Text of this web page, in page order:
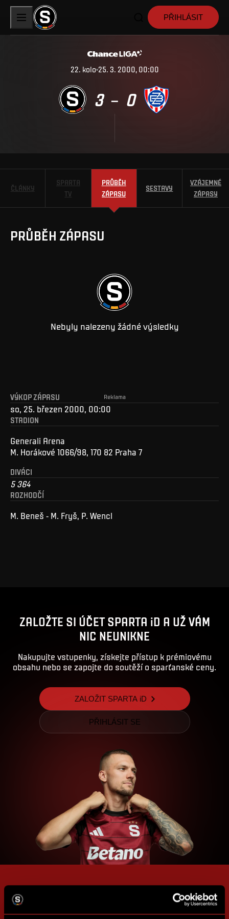
PŘIHLÁSIT
22. kolo 25. 3. 2000, 00:00
3 – 0
ČLÁNKY
SPARTA
TV
PRŮBĚH
ZÁPASU
SESTAVY
VZÁJEMNÉ
ZÁPASY
PRŮBĚH ZÁPASU
Nebyly nalezeny žádné výsledky
Reklama
VÝKOP ZÁPASU
so, 25. březen 2000, 00:00
STADION
Generali Arena
M. Horákové 1066/98, 170 82 Praha 7
DIVÁCI
5 364
ROZHODČÍ
M. Beneš - M. Fryš, P. Wencl
ZALOŽTE SI ÚČET SPARTA iD A UŽ VÁM
NIC NEUNIKNE
Nakupujte vstupenky, získejte přístup k prémiovému
obsahu nebo se zapojte do soutěží o sparťanské ceny.
ZALOŽIT SPARTA iD
PŘIHLÁSIT SE